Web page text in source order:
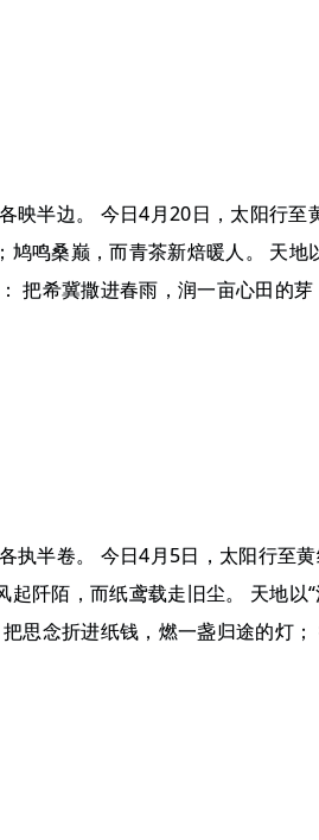
映半边。 今日4月20日，太阳行
鸣桑巅，而青茶新焙暖人。 天地
把希冀撒进春雨，润一亩心田的
执半卷。 今日4月5日，太阳行至
起阡陌，而纸鸢载走旧尘。 天地以
思念折进纸钱，燃一盏归途的灯